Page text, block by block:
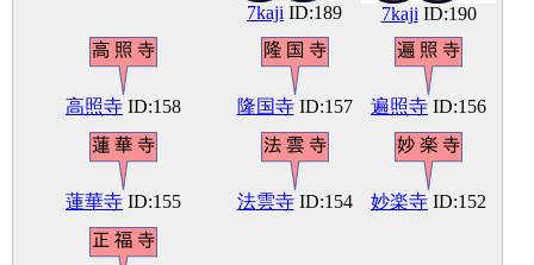
7kaji ID:189 7kajiID:190
高照寺 ID:158 隆国寺ID:157 遍照寺 ID:156
蓮華寺 ID:155 法雲寺ID:154 妙楽寺 ID:152